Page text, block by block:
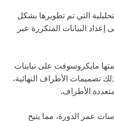
التي تم تطويرها بشكل
البيانات المتكررة عبر
مايكروسوفت على تباينات
ذلك تصميمات الأطراف النهائية،
الأطراف.
عمر الدورة، مما يتيح